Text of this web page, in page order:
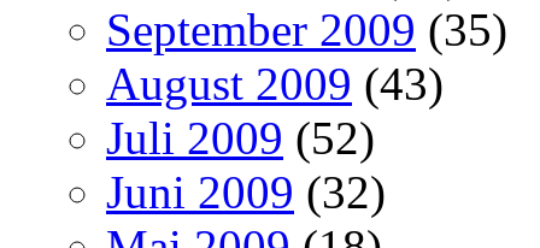
September 2009 (35)
August 2009 (43)
Juli 2009 (52)
Juni 2009 (32)